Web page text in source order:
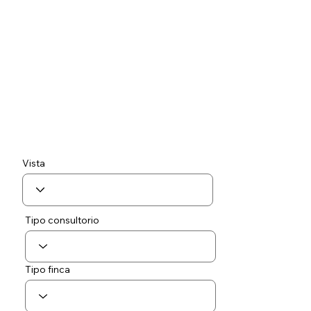
Vista
Tipo consultorio
Tipo finca